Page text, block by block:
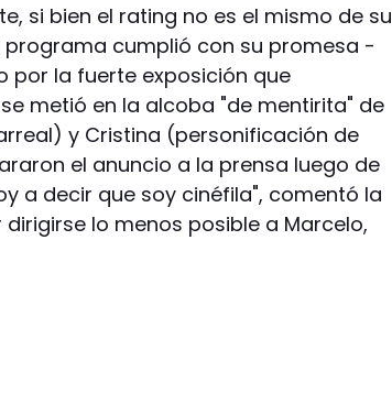
si bien el rating no es el mismo de su
programa cumplió con su promesa -
por la fuerte exposición que
metió en la alcoba "de mentirita" de
y Cristina (personificación de
el anuncio a la prensa luego de
a decir que soy cinéfila", comentó la
lo menos posible a Marcelo,